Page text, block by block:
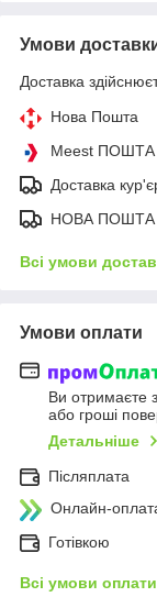
Умови
Доставка
Нова Пошта
Meest ПОШТА
Доставка
НОВА ПОШТА
Всі умови
Умови оплати
Ви отримаєте
або гроші
Детальніше
Післяплата
Онлайн-
Готівкою
Всі умови оплати